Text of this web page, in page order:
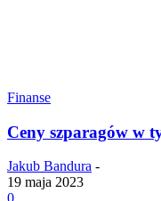
Finanse
Ceny szparagów w
Jakub Bandura -
19 maja 2023